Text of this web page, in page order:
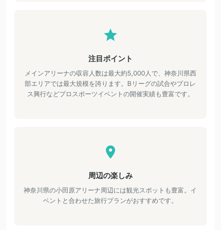
注目ポイント
メインアリーナの収容人数は最大約5,000人で、神奈川県西
部エリアでは最大規模を誇ります。Bリーグの試合やプロレ
ス興行などプロスポーツイベントの開催実績も豊富です。
周辺の楽しみ
神奈川県の小田原アリーナ周辺には観光スポットも豊富。イ
ベントと合わせた旅行プランがおすすめです。